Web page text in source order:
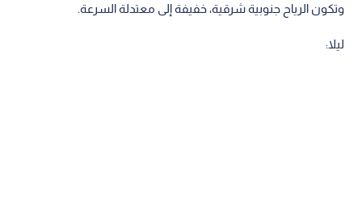
وتكون الرياح جنوبية شرقية، خفيفة إلى معتدلة السرعة.
ليلا: